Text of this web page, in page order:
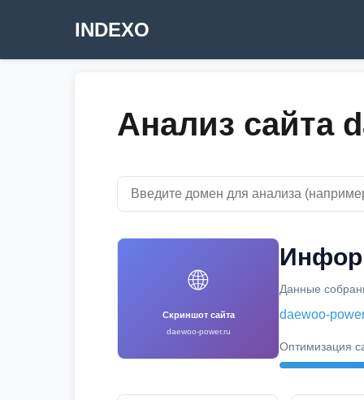
INDEXO
Анализ сайта
🌐
Скриншот сайта
daewoo-power.ru
Данные
daewoo-
Оптимизация